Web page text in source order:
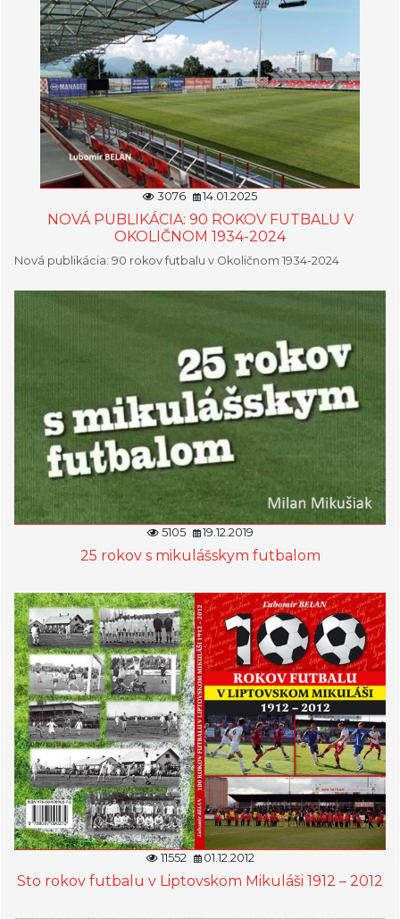
3076 14.01.2025
NOVÁ PUBLIKÁCIA: 90 ROKOV FUTBALU V
OKOLIČNOM 1934-2024
Nová publikácia: 90 rokov futbalu v Okoličnom 1934-2024
5105 19.12.2019
25 rokov s mikulášskym futbalom
11552 01.12.2012
Sto rokov futbalu v Liptovskom Mikuláši 1912 – 2012